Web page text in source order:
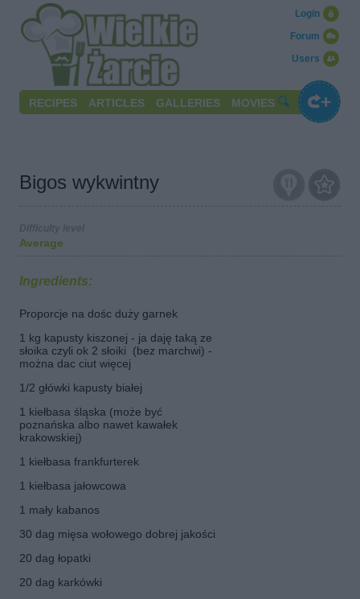
Users
Forum
Login
RECIPES ARTICLES GALLERIES MOVIES
Bigos wykwintny
Average
Ingredients:
Proporcje na dośc duży garnek
1 kg kapusty kiszonej - ja daję taką ze
słoika czyli ok 2 słoiki (bez marchwi) -
można dac ciut więcej
1/2 główki kapusty białej
1 kiełbasa śląska (może być
poznańska albo nawet kawałek
krakowskiej)
1 kiełbasa frankfurterek
1 kiełbasa jałowcowa
1 mały kabanos
30 dag mięsa wołowego dobrej jakości
20 dag łopatki
20 dag karkówki